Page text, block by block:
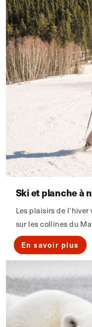
Ski et planche à
Les plaisirs de
sur les collines du
En savoir plus